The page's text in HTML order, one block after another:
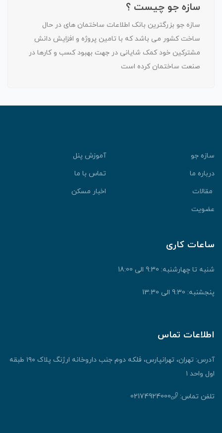
سازه جو چیست ؟
سازه جو بزرگترین بانک اطلاعات ساختمان های در حال
ساخت کشور می باشد که با تامین پروژه و افزایش دانش
مشترکین خود کمک شایانی در جهت بهبود کسب و کارها در
صنعت ساختمان کرده است
سازه جو
آموزش پنل
درباره ما
تماس با ما
مقالات
اخبار مسکن
عضویت
ساعات کاری
شنبه تا چهارشنبه: 9:30 الی 18:00
پنجشنبه: 9:30 الی 13:30
اطلاعات تماس
آدرس: تهران، تهرانپارس، فلکه دوم جنب داروخانه ارژنگ پلاک ۱۹۰ طبقه
اول واحد ۱
تلفن تماس: 02174924000